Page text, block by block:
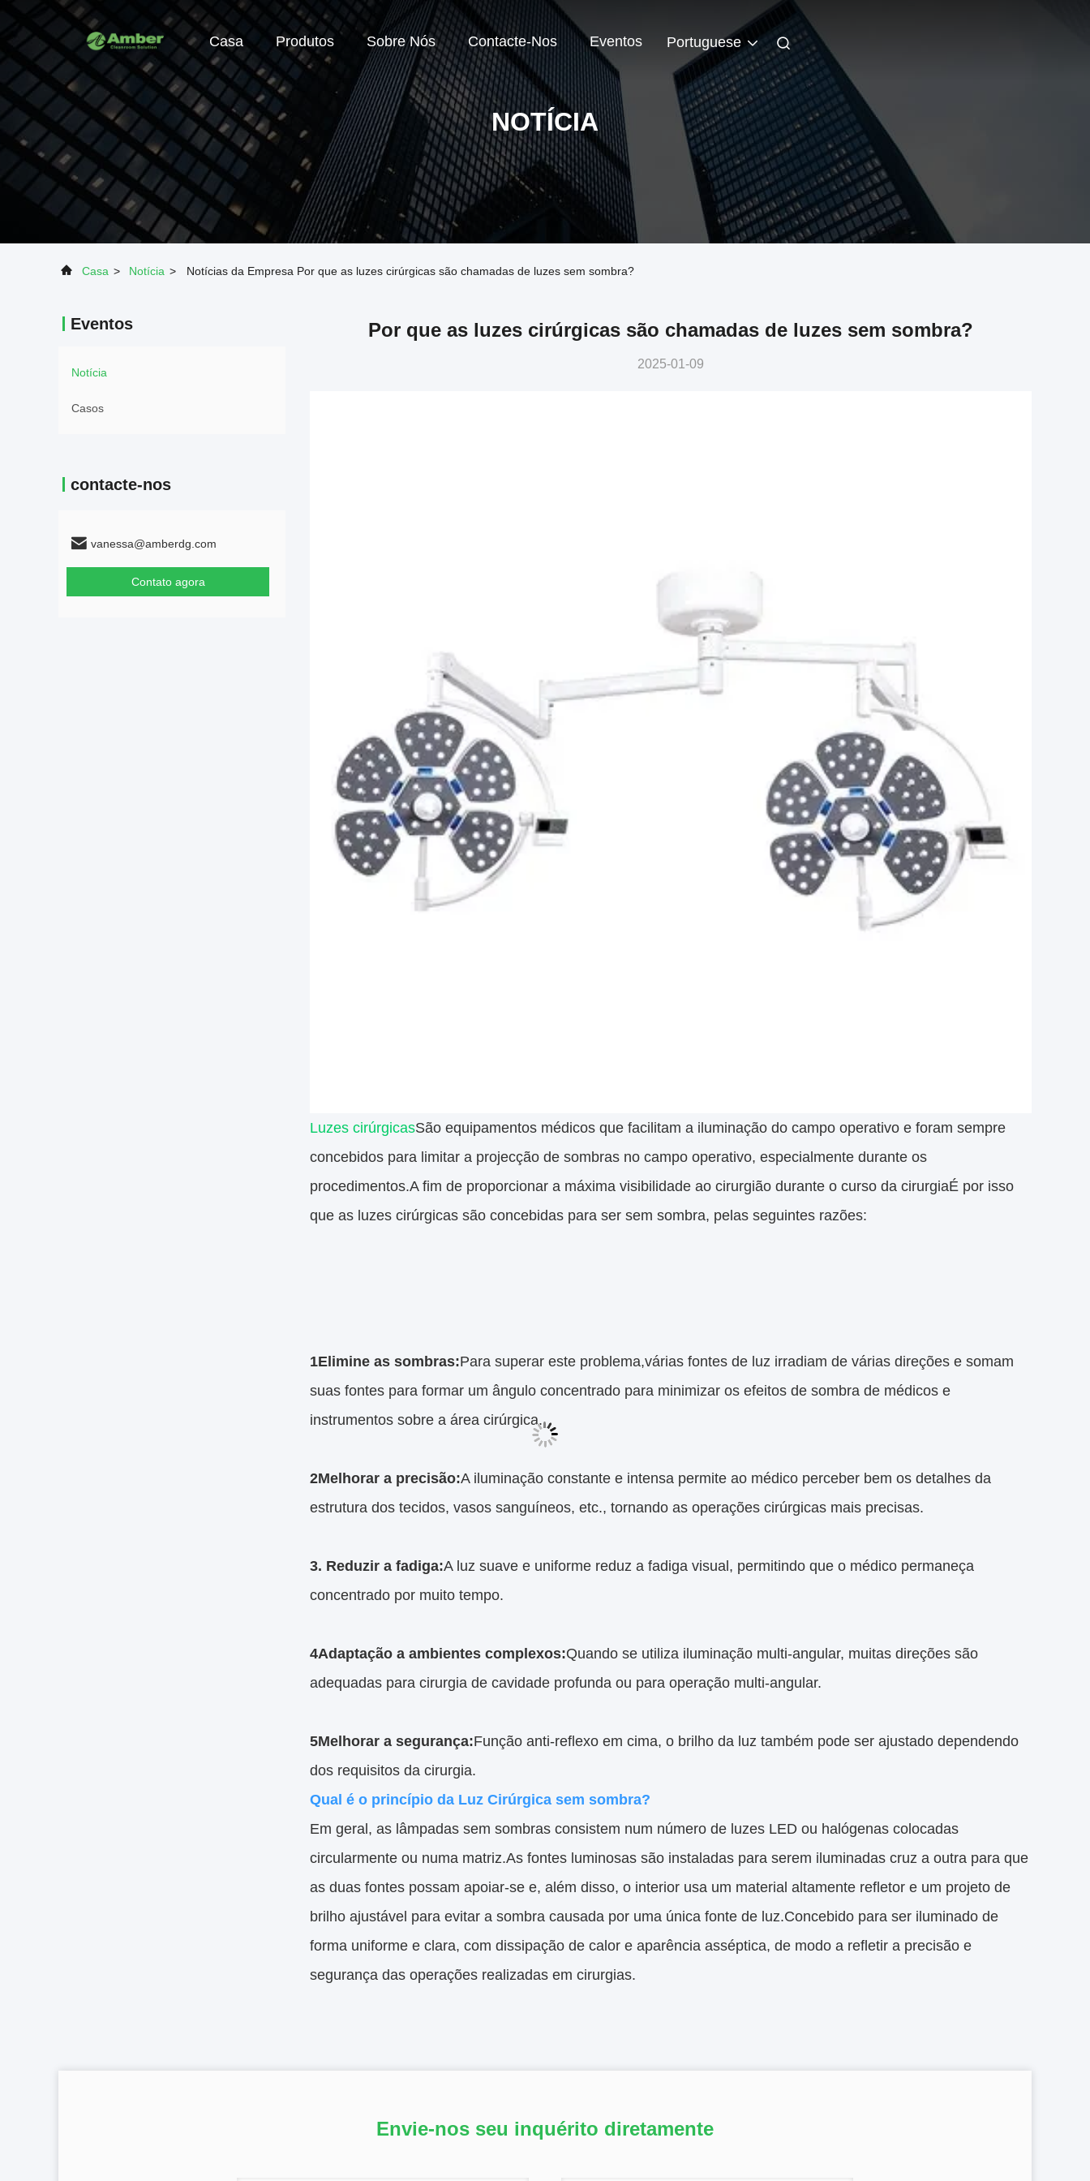
Casa Produtos Sobre Nós Contacte-Nos Eventos Portuguese
NOTÍCIA
Casa > Notícia > Notícias da Empresa Por que as luzes cirúrgicas são chamadas de luzes sem sombra?
Eventos
Notícia
Casos
contacte-nos
vanessa@amberdg.com
Contato agora
Por que as luzes cirúrgicas são chamadas de luzes sem sombra?
2025-01-09
Luzes cirúrgicasSão equipamentos médicos que facilitam a iluminação do campo operativo e foram sempre
concebidos para limitar a projecção de sombras no campo operativo, especialmente durante os
procedimentos.A fim de proporcionar a máxima visibilidade ao cirurgião durante o curso da cirurgiaÉ por isso
que as luzes cirúrgicas são concebidas para ser sem sombra, pelas seguintes razões:
1Elimine as sombras:Para superar este problema,várias fontes de luz irradiam de várias direções e somam
suas fontes para formar um ângulo concentrado para minimizar os efeitos de sombra de médicos e
instrumentos sobre a área cirúrgica.
2Melhorar a precisão:A iluminação constante e intensa permite ao médico perceber bem os detalhes da
estrutura dos tecidos, vasos sanguíneos, etc., tornando as operações cirúrgicas mais precisas.
3. Reduzir a fadiga:A luz suave e uniforme reduz a fadiga visual, permitindo que o médico permaneça
concentrado por muito tempo.
4Adaptação a ambientes complexos:Quando se utiliza iluminação multi-angular, muitas direções são
adequadas para cirurgia de cavidade profunda ou para operação multi-angular.
5Melhorar a segurança:Função anti-reflexo em cima, o brilho da luz também pode ser ajustado dependendo
dos requisitos da cirurgia.
Qual é o princípio da Luz Cirúrgica sem sombra?
Em geral, as lâmpadas sem sombras consistem num número de luzes LED ou halógenas colocadas
circularmente ou numa matriz.As fontes luminosas são instaladas para serem iluminadas cruz a outra para que
as duas fontes possam apoiar-se e, além disso, o interior usa um material altamente refletor e um projeto de
brilho ajustável para evitar a sombra causada por uma única fonte de luz.Concebido para ser iluminado de
forma uniforme e clara, com dissipação de calor e aparência asséptica, de modo a refletir a precisão e
segurança das operações realizadas em cirurgias.
Envie-nos seu inquérito diretamente